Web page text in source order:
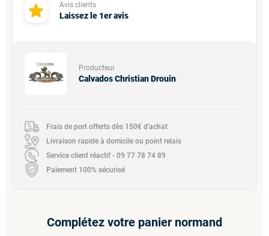
Avis clients
Laissez le 1er avis
Producteur
Calvados Christian Drouin
Frais de port offerts dès 150€ d'achat
Livraison rapide à domicile ou point relais
Service client réactif - 09 77 78 74 89
Paiement 100% sécurisé
Complétez votre panier normand